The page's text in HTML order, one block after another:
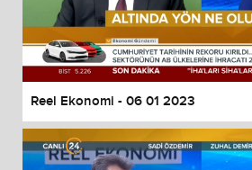
Reel Ekonomi - 06 01 2023